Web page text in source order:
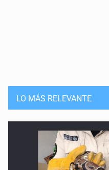
LO MÁS RELEVANTE